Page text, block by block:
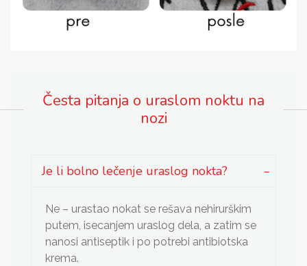
Česta pitanja o uraslom noktu na
nozi
Je li bolno lečenje uraslog nokta?
Ne – urastao nokat se rešava nehirurškim
putem, isecanjem uraslog dela, a zatim se
nanosi antiseptik i po potrebi antibiotska
krema.